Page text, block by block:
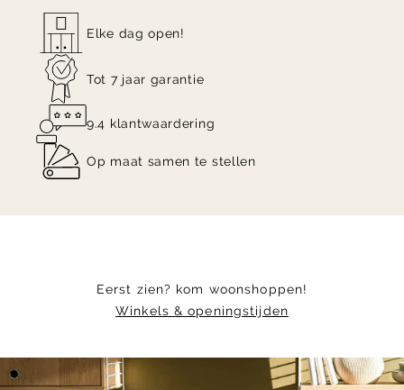
Elke dag open!
Tot 7 jaar garantie
9.4 klantwaardering
Op maat samen te stellen
Eerst zien? kom woonshoppen!
Winkels & openingstijden